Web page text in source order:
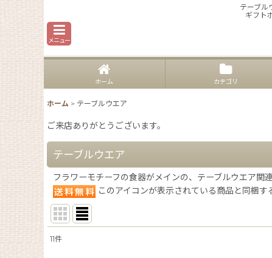
テーブル
ギフト
メニュー
ホーム カテゴリ
ホーム > テーブルウエア
ご来店ありがとうございます。
テーブルウエア
フラワーモチーフの食器がメインの、テーブルウエア関
このアイコンが表示されている商品と同梱す
11件